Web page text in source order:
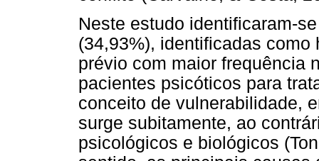
Neste estudo identificaram-
(34,93%), identificadas
prévio com maior frequência
pacientes psicóticos para
conceito de vulnerabilidade,
surge subitamente, ao
psicológicos e biológicos